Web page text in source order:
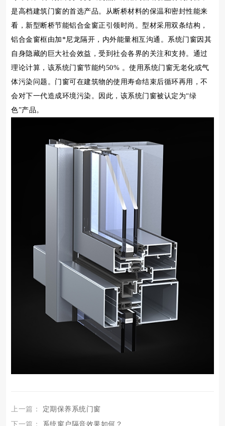
是高档建筑门窗的首选产品。从断桥材料的保温和密封性能来
看，新型断桥节能铝合金窗正引领时尚。型材采用双条结构，
铝合金窗框由加*尼龙隔开，内外能量相互沟通。系统门窗因其
自身隐藏的巨大社会效益，受到社会各界的关注和支持。通过
理论计算，该系统门窗节能约50% 。使用系统门窗无老化或气
体污染问题。门窗可在建筑物的使用寿命结束后循环再用，不
会对下一代造成环境污染。因此，该系统门窗被认定为“绿
色”产品。
上一篇： 定期保养系统门窗
下一篇：
系统窗户隔音效果如何？